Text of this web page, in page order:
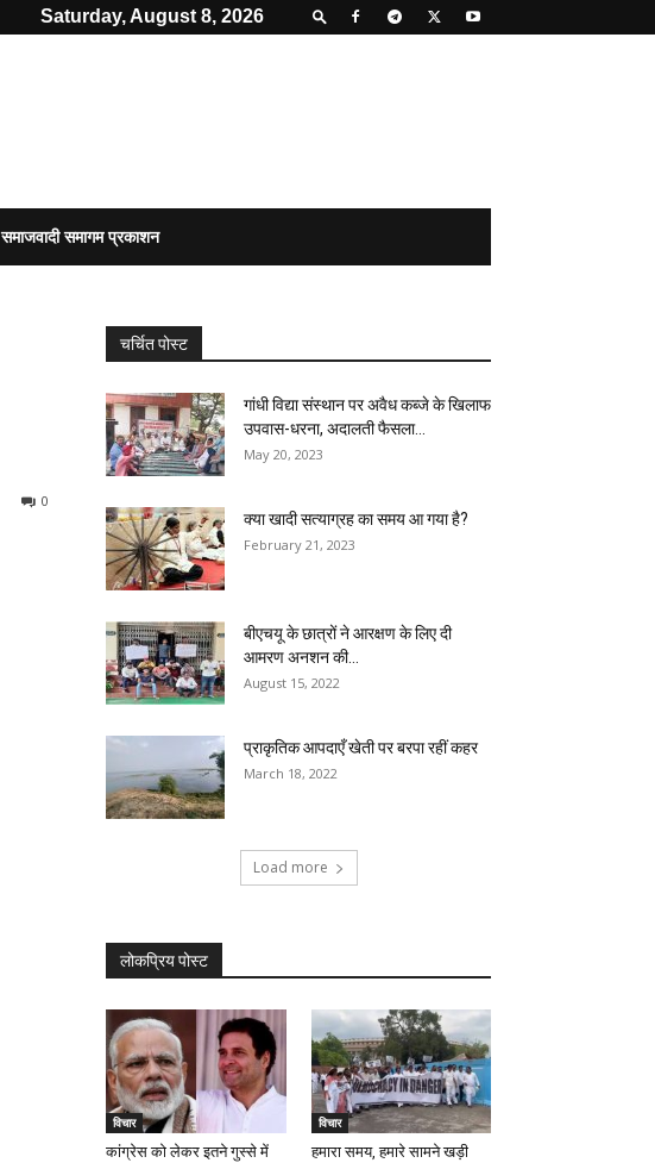
Saturday, August 8, 2026
समाजवादी समागम प्रकाशन
0
चर्चित पोस्ट
गांधी विद्या संस्थान पर अवैध कब्जे के खिलाफ
उपवास-धरना, अदालती फैसला...
May 20, 2023
क्या खादी सत्याग्रह का समय आ गया है?
February 21, 2023
बीएचयू के छात्रों ने आरक्षण के लिए दी
आमरण अनशन की...
August 15, 2022
प्राकृतिक आपदाएँ खेती पर बरपा रहीं कहर
March 18, 2022
Load more
लोकप्रिय पोस्ट
विचार
कांग्रेस को लेकर इतने गुस्से में
विचार
हमारा समय, हमारे सामने खड़ी